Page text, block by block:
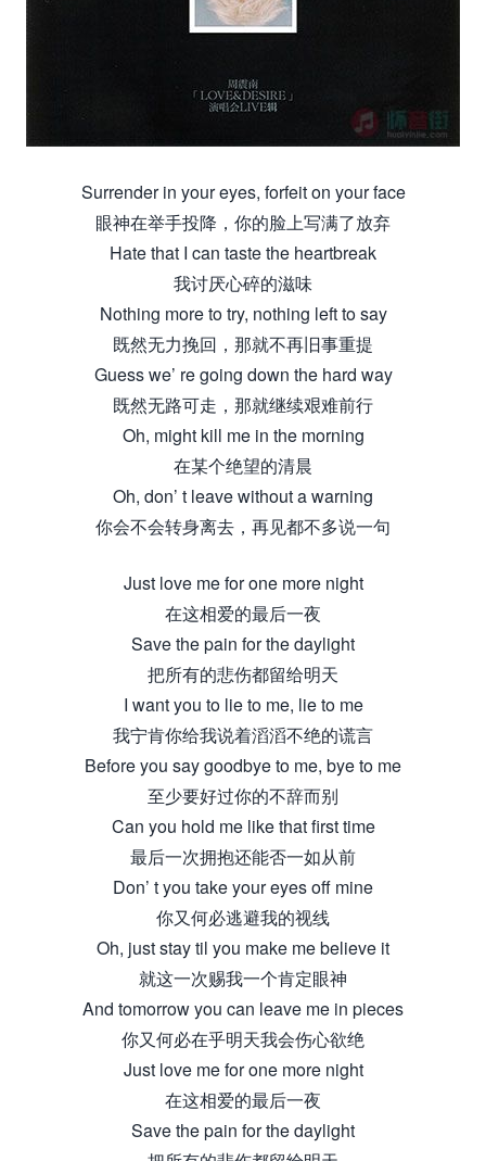
Surrender in your eyes, forfeit on your face
眼神在举手投降，你的脸上写满了放弃
Hate that I can taste the heartbreak
我讨厌心碎的滋味
Nothing more to try, nothing left to say
既然无力挽回，那就不再旧事重提
Guess we’ re going down the hard way
既然无路可走，那就继续艰难前行
Oh, might kill me in the morning
在某个绝望的清晨
Oh, don’ t leave without a warning
你会不会转身离去，再见都不多说一句
Just love me for one more night
在这相爱的最后一夜
Save the pain for the daylight
把所有的悲伤都留给明天
I want you to lie to me, lie to me
我宁肯你给我说着滔滔不绝的谎言
Before you say goodbye to me, bye to me
至少要好过你的不辞而别
Can you hold me like that first time
最后一次拥抱还能否一如从前
Don’ t you take your eyes off mine
你又何必逃避我的视线
Oh, just stay til you make me believe it
就这一次赐我一个肯定眼神
And tomorrow you can leave me in pieces
你又何必在乎明天我会伤心欲绝
Just love me for one more night
在这相爱的最后一夜
Save the pain for the daylight